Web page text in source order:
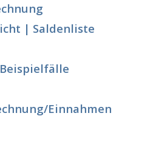
| Saldenliste
Einnahmen